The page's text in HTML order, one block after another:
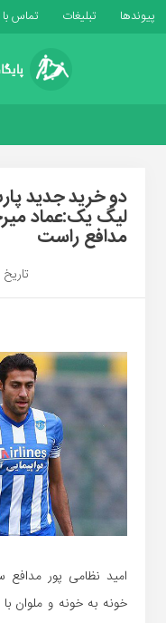
پیوندها تبلیغات تماس با
دو خرید جدید
لیگ یک:عماد
مدافع راست
تاریخ
امید نظامی پور
خونه به خونه و ملوان